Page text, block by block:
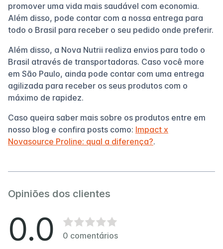
promover uma vida mais saudável com economia.
Além disso, pode contar com a nossa entrega para
todo o Brasil para receber o seu pedido onde preferir.
Além disso, a Nova Nutrii realiza envios para todo o
Brasil através de transportadoras. Caso você more
em São Paulo, ainda pode contar com uma entrega
agilizada para receber os seus produtos com o
máximo de rapidez.
Caso queira saber mais sobre os produtos entre em
nosso blog e confira posts como: Impact x
Novasource Proline: qual a diferença?.
Opiniões dos clientes
0.0 0 comentários